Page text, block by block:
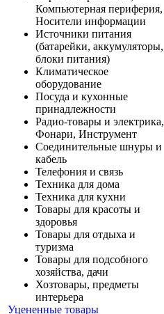
Компьютерная периферия,
Носители информации
Источники питания
(батарейки, аккумуляторы,
блоки питания)
Климатическое
оборудование
Посуда и кухонные
принадлежности
Радио-товары и электрика,
Фонари, Инструмент
Соединительные шнуры и
кабель
Телефония и связь
Техника для дома
Техника для кухни
Товары для красоты и
здоровья
Товары для отдыха и
туризма
Товары для подсобного
хозяйства, дачи
Хозтовары, предметы
интерьера
Уцененные товары